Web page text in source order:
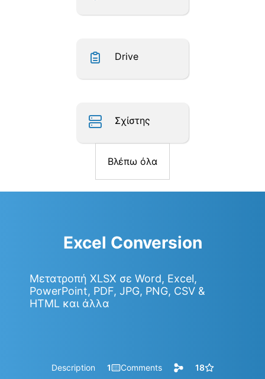
Drive
Σχίστης
Βλέπω όλα
Excel Conversion
Μετατροπή XLSX σε Word, Excel,
PowerPoint, PDF, JPG, PNG, CSV &
HTML και άλλα
Description 1 Comments
18